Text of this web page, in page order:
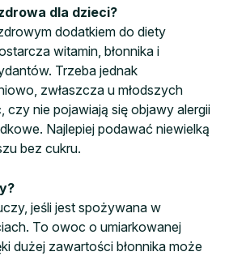
dla dzieci?
dodatkiem do diety
witamin, błonnika i
Trzeba jednak
zwłaszcza u młodszych
czy nie pojawiają się objawy alergii
Najlepiej podawać niewielką
bez cukru.
jeśli jest spożywana w
To owoc o umiarkowanej
dużej zawartości błonnika może